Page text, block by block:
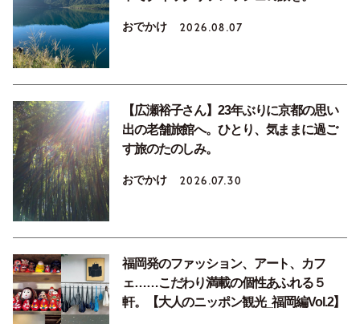
おでかけ 2026.08.07
【広瀬裕子さん】23年ぶりに京都の思い
出の老舗旅館へ。ひとり、気ままに過ご
す旅のたのしみ。
おでかけ 2026.07.30
福岡発のファッション、アート、カフ
ェ……こだわり満載の個性あふれる５
軒。【大人のニッポン観光_福岡編Vol.2】